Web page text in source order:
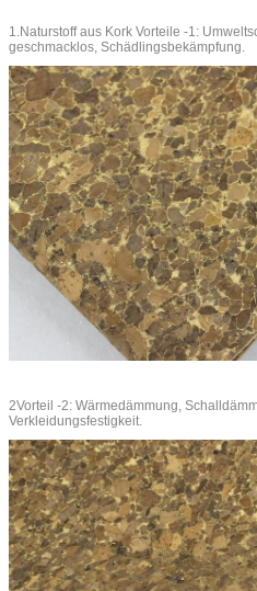
1.Naturstoff aus Kork Vorteile -1:
geschmacklos, Schädlingsbekämpfung.
2Vorteil -2: Wärmedämmung,
Verkleidungsfestigkeit.